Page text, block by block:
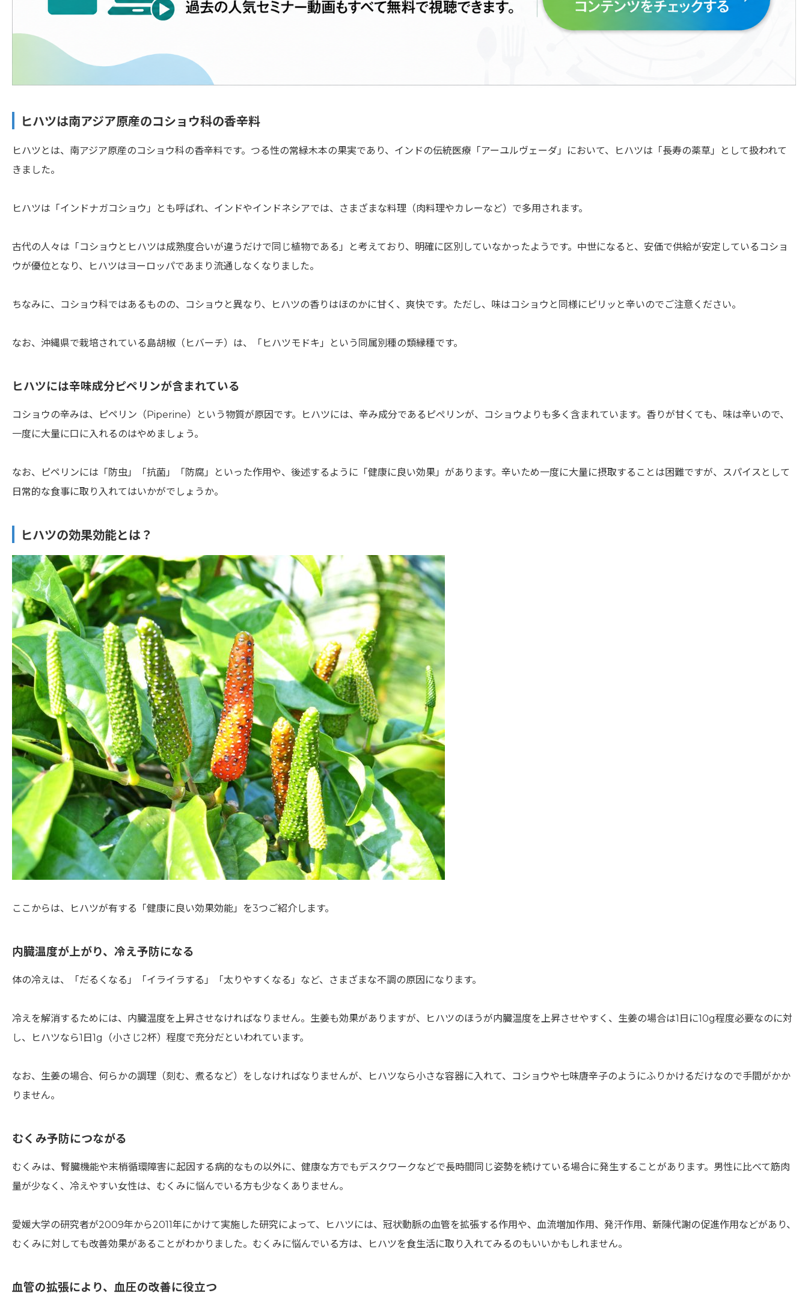
ヒハツは南アジア原産のコショウ科の香辛料
ヒハツとは、南アジア原産のコショウ科の香辛料です。つる性の常緑木本の果実であり、インドの伝統医療「アーユルヴェーダ」において、ヒハツは「長寿の薬草」として扱われて
きました。
ヒハツは「インドナガコショウ」とも呼ばれ、インドやインドネシアでは、さまざまな料理（肉料理やカレーなど）で多用されます。
古代の人々は「コショウとヒハツは成熟度合いが違うだけで同じ植物である」と考えており、明確に区別していなかったようです。中世になると、安価で供給が安定しているコショ
ウが優位となり、ヒハツはヨーロッパであまり流通しなくなりました。
ちなみに、コショウ科ではあるものの、コショウと異なり、ヒハツの香りはほのかに甘く、爽快です。ただし、味はコショウと同様にピリッと辛いのでご注意ください。
なお、沖縄県で栽培されている島胡椒（ヒバーチ）は、「ヒハツモドキ」という同属別種の類縁種です。
ヒハツには辛味成分ピペリンが含まれている
コショウの辛みは、ピペリン（Piperine）という物質が原因です。ヒハツには、辛み成分であるピぺリンが、コショウよりも多く含まれています。香りが甘くても、味は辛いので、
一度に大量に口に入れるのはやめましょう。
なお、ピペリンには「防虫」「抗菌」「防腐」といった作用や、後述するように「健康に良い効果」があります。辛いため一度に大量に摂取することは困難ですが、スパイスとして
日常的な食事に取り入れてはいかがでしょうか。
ヒハツの効果効能とは？
ここからは、ヒハツが有する「健康に良い効果効能」を3つご紹介します。
内臓温度が上がり、冷え予防になる
体の冷えは、「だるくなる」「イライラする」「太りやすくなる」など、さまざまな不調の原因になります。
冷えを解消するためには、内臓温度を上昇させなければなりません。生姜も効果がありますが、ヒハツのほうが内臓温度を上昇させやすく、生姜の場合は1日に10g程度必要なのに対
し、ヒハツなら1日1g（小さじ2杯）程度で充分だといわれています。
なお、生姜の場合、何らかの調理（刻む、煮るなど）をしなければなりませんが、ヒハツなら小さな容器に入れて、コショウや七味唐辛子のようにふりかけるだけなので手間がかか
りません。
むくみ予防につながる
むくみは、腎臓機能や末梢循環障害に起因する病的なもの以外に、健康な方でもデスクワークなどで長時間同じ姿勢を続けている場合に発生することがあります。男性に比べて筋肉
量が少なく、冷えやすい女性は、むくみに悩んでいる方も少なくありません。
愛媛大学の研究者が2009年から2011年にかけて実施した研究によって、ヒハツには、冠状動脈の血管を拡張する作用や、血流増加作用、発汗作用、新陳代謝の促進作用などがあり、
むくみに対しても改善効果があることがわかりました。むくみに悩んでいる方は、ヒハツを食生活に取り入れてみるのもいいかもしれません。
血管の拡張により、血圧の改善に役立つ